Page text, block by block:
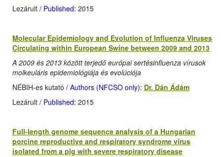
Lezárult / Published: 2015
Molecular Epidemiology and Evolution of Influenza Viruses
Circulating within European Swine between 2009 and 2013
A 2009 és 2013 között terjedő európai sertésinfluenza vírusok
molkeuláris epidemiológiája és evolúciója
NÉBIH-es kutató / Authors (NFCSO only): Dr. Dán Ádám
Lezárult / Published: 2015
Full-length genome sequence analysis of a Hungarian
porcine reproductive and respiratory syndrome virus
isolated from a pig with severe respiratory disease